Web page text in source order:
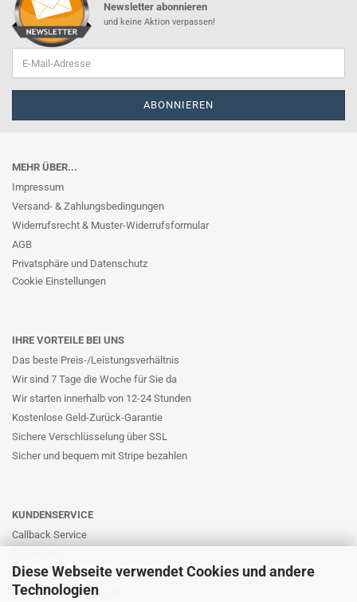
Diese Webseite verwendet Cookies und andere
Technologien
Newsletter abonnieren
und keine Aktion verpassen!
MEHR ÜBER...
Impressum
Versand- & Zahlungsbedingungen
Widerrufsrecht & Muster-Widerrufsformular
AGB
Privatsphäre und Datenschutz
Cookie Einstellungen
IHRE VORTEILE BEI UNS
Das beste Preis-/Leistungsverhältnis
Wir sind 7 Tage die Woche für Sie da
Wir starten innerhalb von 12-24 Stunden
Kostenlose Geld-Zurück-Garantie
Sichere Verschlüsselung über SSL
Sicher und bequem mit Stripe bezahlen
KUNDENSERVICE
Callback Service
Kontaktformular
E-Mail: info@likernow.de